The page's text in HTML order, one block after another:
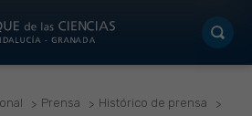
Prensa
Histórico de prensa